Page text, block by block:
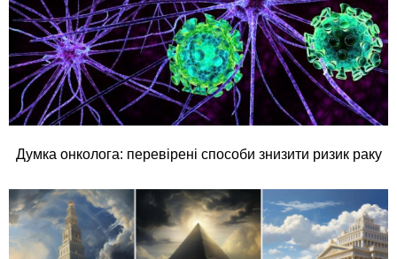
Думка онколога: перевірені способи знизити ризик раку